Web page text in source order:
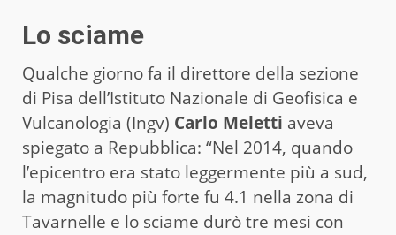
Lo sciame
Qualche giorno fa il direttore della sezione
di Pisa dell’Istituto Nazionale di Geofisica e
Vulcanologia (Ingv) Carlo Meletti aveva
spiegato a Repubblica: “Nel 2014, quando
l’epicentro era stato leggermente più a sud,
la magnitudo più forte fu 4.1 nella zona di
Tavarnelle e lo sciame durò tre mesi con